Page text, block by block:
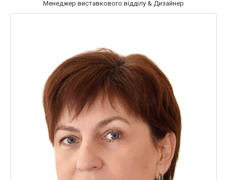
Менеджер виставкового відділу & Дизайнер